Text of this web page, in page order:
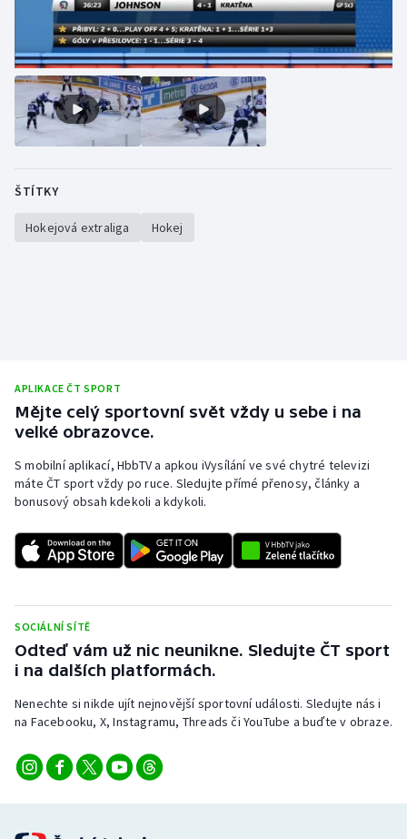
ŠTÍTKY
Hokejová extraliga Hokej
APLIKACE ČT SPORT
Mějte celý sportovní svět vždy u sebe i na
velké obrazovce.
S mobilní aplikací, HbbTV a apkou iVysílání ve své chytré televizi
máte ČT sport vždy po ruce. Sledujte přímé přenosy, články a
bonusový obsah kdekoli a kdykoli.
SOCIÁLNÍ SÍTĚ
Odteď vám už nic neunikne. Sledujte ČT sport
i na dalších platformách.
Nenechte si nikde ujít nejnovější sportovní události. Sledujte nás i
na Facebooku, X, Instagramu, Threads či YouTube a buďte v obraze.